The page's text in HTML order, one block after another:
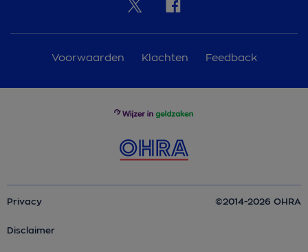
Voorwaarden Klachten Feedback
Privacy
Disclaimer
©2014-2026 OHRA